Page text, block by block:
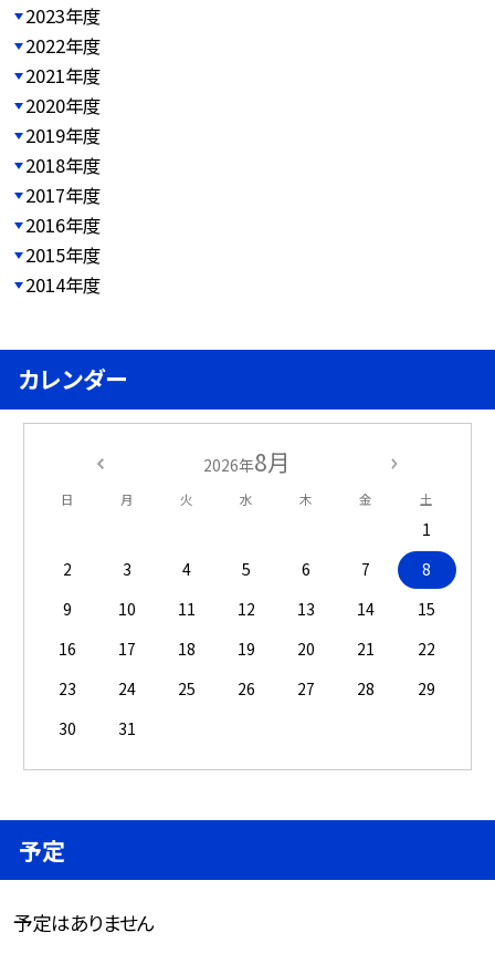
2023年度
2022年度
2021年度
2020年度
2019年度
2018年度
2017年度
2016年度
2015年度
2014年度
カレンダー
2026年8月
日 月 火 水 木 金 土
1
2
3 4 5 6 7
8
9
10 11 12 13 14
15
16
17 18 19 20 21
22
23
24 25 26 27 28
29
30
31
予定
予定はありません